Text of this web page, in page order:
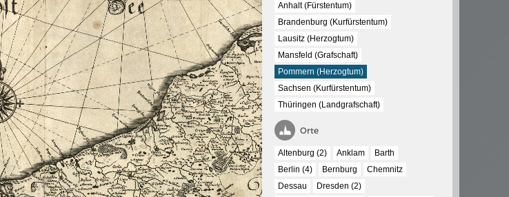
THE RHINE FROM BASEL TO KOBLENZ
Entirely new depiction of the Rhine river
1794
Details of the historical map
French-German history alongside the
Rhine
Chronologie der deutsch-französischen
Geschichte
DEMOCRACY
Government programme
Anhalt (Fürstentum)
Brandenburg (Kurfürstentum)
Lausitz (Herzogtum)
Mansfeld (Grafschaft)
Pommern (Herzogtum)
Sachsen (Kurfürstentum)
Thüringen (Landgrafschaft)
Orte
Altenburg (2) Anklam
Barth
Berlin (4)
Bernburg
Chemnitz
Dessau
Dresden (2)